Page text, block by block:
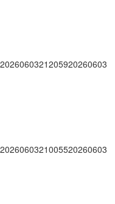
2026060321205920260603
2026060321005520260603